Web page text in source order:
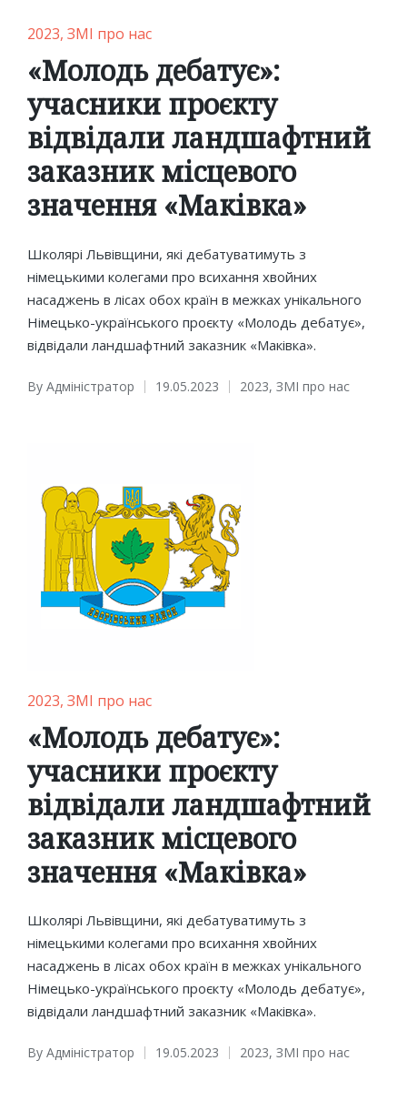
Posted
2023 ЗМІ про нас
«Молодь дебатує»:
учасники проєкту
відвідали ландшафтний
заказник місцевого
значення «Маківка»
Школярі Львівщини, які дебатуватимуть з
німецькими колегами про всихання хвойних
насаджень в лісах обох країн в межках унікального
Німецько-українського проєкту «Молодь дебатує»,
відвідали ландшафтний заказник «Маківка».
Posted
By Адміністратор 19.05.2023
Posted
2023, ЗМІ про нас
Posted
2023 ЗМІ про нас
«Молодь дебатує»:
учасники проєкту
відвідали ландшафтний
заказник місцевого
значення «Маківка»
Школярі Львівщини, які дебатуватимуть з
німецькими колегами про всихання хвойних
насаджень в лісах обох країн в межках унікального
Німецько-українського проєкту «Молодь дебатує»,
відвідали ландшафтний заказник «Маківка».
Posted
By Адміністратор 19.05.2023
Posted
2023, ЗМІ про нас